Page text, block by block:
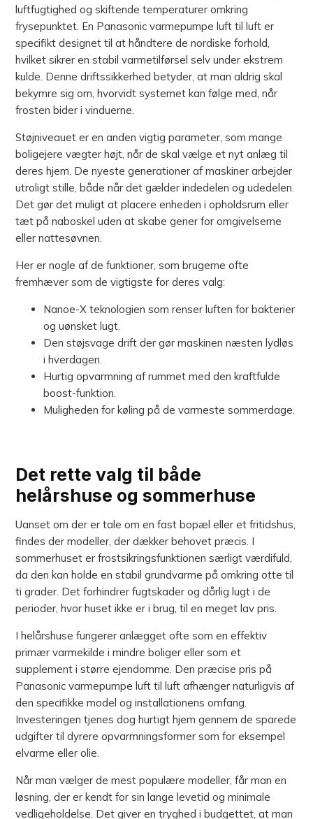
luftfugtighed og skiftende temperaturer omkring
frysepunktet. En Panasonic varmepumpe luft til luft er
specifikt designet til at håndtere de nordiske forhold,
hvilket sikrer en stabil varmetilførsel selv under ekstrem
kulde. Denne driftssikkerhed betyder, at man aldrig skal
bekymre sig om, hvorvidt systemet kan følge med, når
frosten bider i vinduerne.
Støjniveauet er en anden vigtig parameter, som mange
boligejere vægter højt, når de skal vælge et nyt anlæg til
deres hjem. De nyeste generationer af maskiner arbejder
utroligt stille, både når det gælder indedelen og udedelen.
Det gør det muligt at placere enheden i opholdsrum eller
tæt på naboskel uden at skabe gener for omgivelserne
eller nattesøvnen.
Her er nogle af de funktioner, som brugerne ofte
fremhæver som de vigtigste for deres valg:
Nanoe-X teknologien som renser luften for bakterier
og uønsket lugt.
Den støjsvage drift der gør maskinen næsten lydløs
i hverdagen.
Hurtig opvarmning af rummet med den kraftfulde
boost-funktion.
Muligheden for køling på de varmeste sommerdage.
Det rette valg til både
helårshuse og sommerhuse
Uanset om der er tale om en fast bopæl eller et fritidshus,
findes der modeller, der dækker behovet præcis. I
sommerhuset er frostsikringsfunktionen særligt værdifuld,
da den kan holde en stabil grundvarme på omkring otte til
ti grader. Det forhindrer fugtskader og dårlig lugt i de
perioder, hvor huset ikke er i brug, til en meget lav pris.
I helårshuse fungerer anlægget ofte som en effektiv
primær varmekilde i mindre boliger eller som et
supplement i større ejendomme. Den præcise pris på
Panasonic varmepumpe luft til luft afhænger naturligvis af
den specifikke model og installationens omfang.
Investeringen tjenes dog hurtigt hjem gennem de sparede
udgifter til dyrere opvarmningsformer som for eksempel
elvarme eller olie.
Når man vælger de mest populære modeller, får man en
løsning, der er kendt for sin lange levetid og minimale
vedligeholdelse. Det giver en tryghed i budgettet, at man